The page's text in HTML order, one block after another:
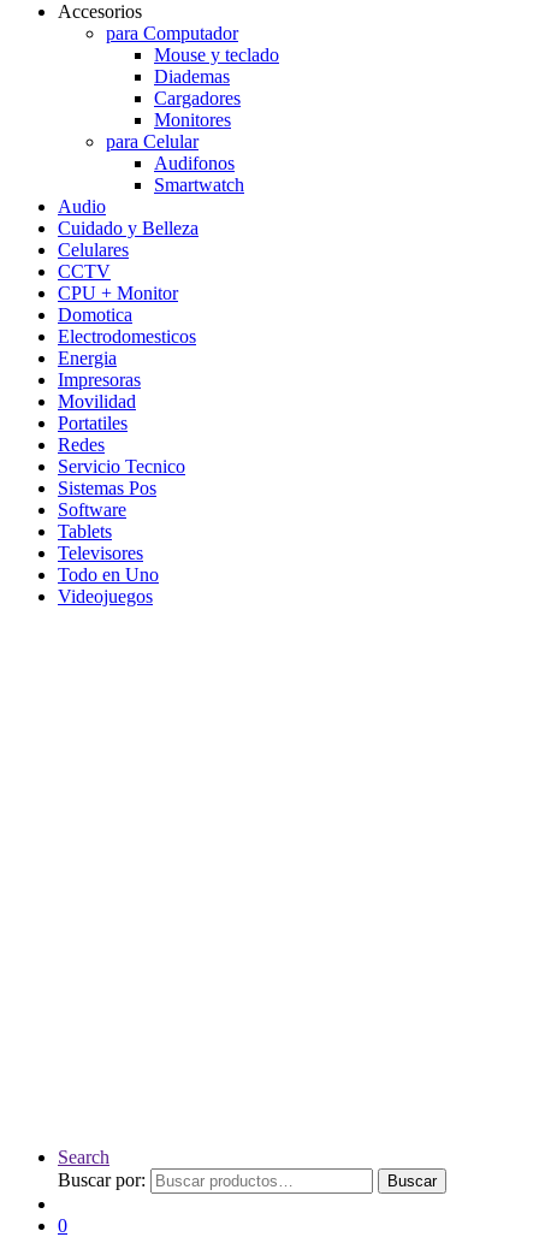
Accesorios
para Computador
Mouse y teclado
Diademas
Cargadores
Monitores
para Celular
Audifonos
Smartwatch
Audio
Cuidado y Belleza
Celulares
CCTV
CPU + Monitor
Domotica
Electrodomesticos
Energia
Impresoras
Movilidad
Portatiles
Redes
Servicio Tecnico
Sistemas Pos
Software
Tablets
Televisores
Todo en Uno
Videojuegos
Search
Buscar por:
Buscar
0